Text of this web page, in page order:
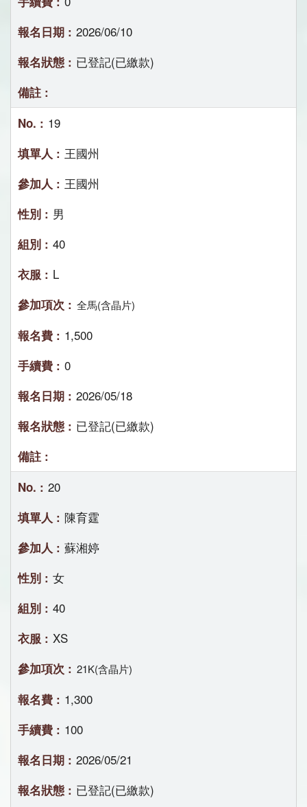
2026/06/10
已登記(已繳款)
19
王國州
王國州
男
40
L
全馬(含晶片)
1,500
0
2026/05/18
已登記(已繳款)
20
陳育霆
蘇湘婷
女
40
XS
21K(含晶片)
1,300
100
2026/05/21
已登記(已繳款)